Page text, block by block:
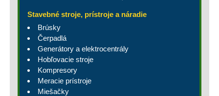
Stavebné stroje, prístroje a náradie
Brúsky
Čerpadlá
Generátory a elektrocentrály
Hobľovacie stroje
Kompresory
Meracie prístroje
Miešačky